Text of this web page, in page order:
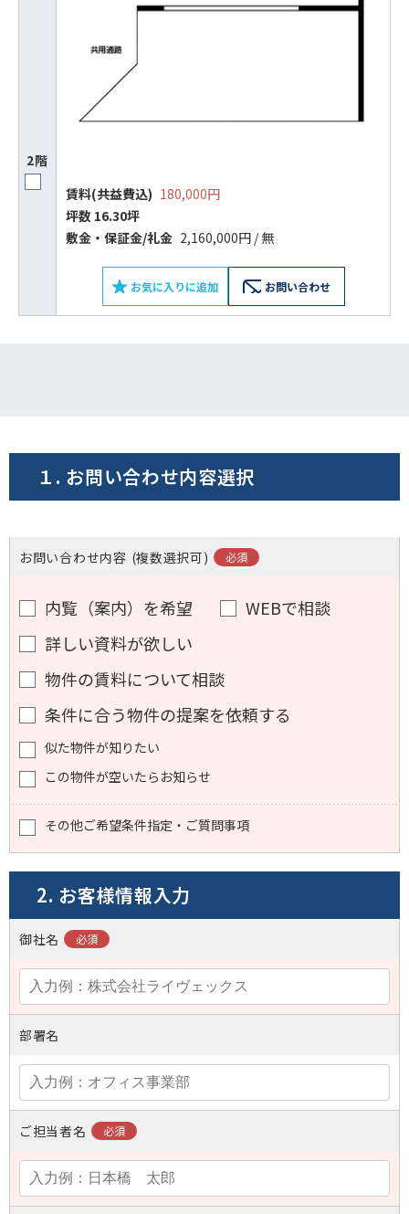
2階
賃料(共益費込) 180,000円
坪数 16.30坪
敷⾦‧保証⾦/礼⾦ 2,160,000円 / 無
お気に入りに追加 お問い合わせ
ビルコード：172272
スムーズにご案内できます
フォームでお問い合わせ
１. お問い合わせ内容選択
お問い合わせ内容 (複数選択可)
内覧（案内）を希望
WEBで相談
詳しい資料が欲しい
物件の賃料について相談
条件に合う物件の提案を依頼する
似た物件が知りたい
この物件が空いたらお知らせ
その他ご希望条件指定・ご質問事項
2. お客様情報入力
御社名
部署名
ご担当者名